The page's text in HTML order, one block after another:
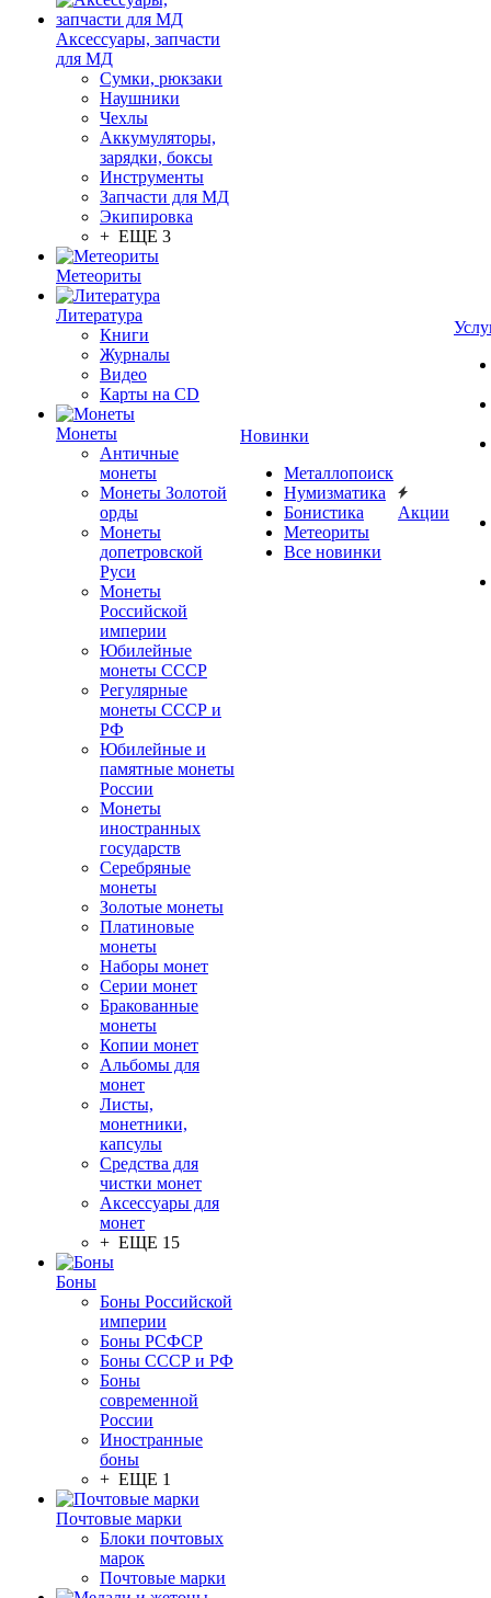
Аксессуары, запчасти
для МД
Сумки, рюкзаки
Наушники
Чехлы
Аккумуляторы,
зарядки, боксы
Инструменты
Запчасти для МД
Экипировка
+ ЕЩЕ 3
Метеориты
Литература
Книги
Журналы
Видео
Карты на CD
Монеты
Античные
монеты
Монеты Золотой
орды
Монеты
допетровской
Руси
Монеты
Российской
империи
Юбилейные
монеты СССР
Регулярные
монеты СССР и
РФ
Юбилейные и
памятные монеты
России
Монеты
иностранных
государств
Серебряные
монеты
Золотые монеты
Платиновые
монеты
Наборы монет
Серии монет
Бракованные
монеты
Копии монет
Альбомы для
монет
Листы,
монетники,
капсулы
Средства для
чистки монет
Аксессуары для
монет
+ ЕЩЕ 15
Боны
Боны Российской
империи
Боны РСФСР
Боны СССР и РФ
Боны
современной
России
Иностранные
боны
+ ЕЩЕ 1
Почтовые марки
Блоки почтовых
марок
Почтовые марки
Новинки
Металлопоиск
Нумизматика
Бонистика
Метеориты
Все новинки
Акции